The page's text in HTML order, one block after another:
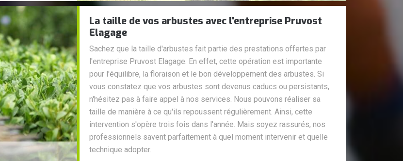
La taille de vos arbustes avec l'entreprise Pruvost
Elagage
Sachez que la taille d'arbustes fait partie des prestations offertes par
l'entreprise Pruvost Elagage. En effet, cette opération est importante
pour l'équilibre, la floraison et le bon développement des arbustes. Si
vous constatez que vos arbustes sont devenus caducs ou persistants,
n'hésitez pas à faire appel à nos services. Nous pouvons réaliser sa
taille de manière à ce qu'ils repoussent régulièrement. Ainsi, cette
intervention s'opère trois fois dans l'année. Mais soyez rassurés, nos
professionnels savent parfaitement à quel moment intervenir et quelle
technique adopter.